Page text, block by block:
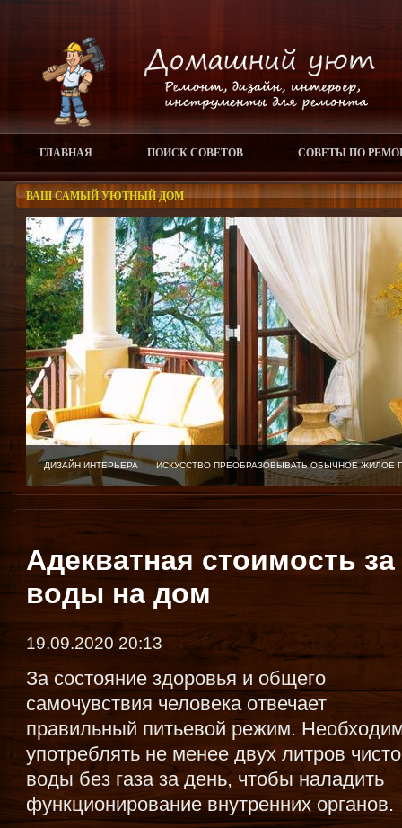
ГЛАВНАЯ ПОИСК СОВЕТОВ СОВЕТЫ ПО
ВАШ САМЫЙ УЮТНЫЙ ДОМ
ДИЗАЙН ИНТЕРЬЕРА ИСКУССТВО ПРЕОБРАЗОВЫВАТЬ ОБЫЧНОЕ
Адекватная стоимость
воды на дом
19.09.2020 20:13
За состояние здоровья и общего
самочувствия человека отвечает
правильный питьевой режим.
употреблять не менее двух литров
воды без газа за день, чтобы наладить
функционирование внутренних органов.